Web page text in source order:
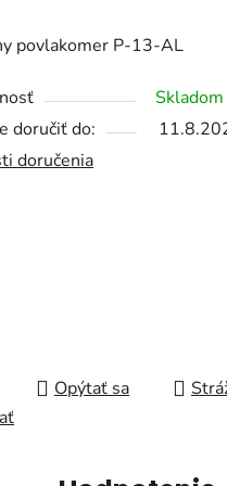
povlakomer P-13-AL
Skladom
doručiť do:
doručenia
Opýtať sa